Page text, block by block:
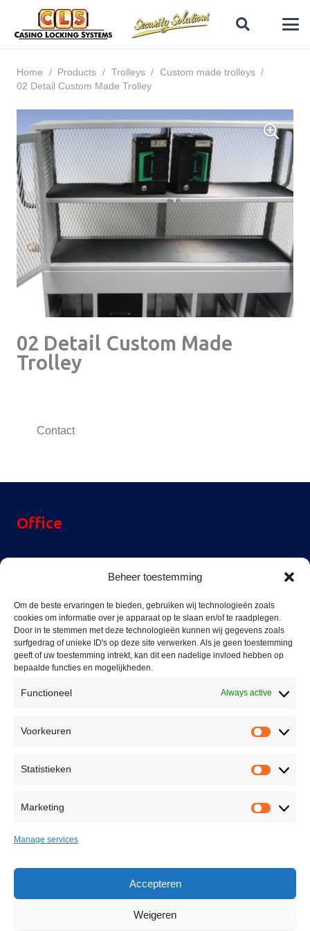
Beheer toestemming
Om de beste ervaringen te bieden, gebruiken wij technologieën zoals
cookies om informatie over je apparaat op te slaan en/of te raadplegen.
Door in te stemmen met deze technologieën kunnen wij gegevens zoals
surfgedrag of unieke ID's op deze site verwerken. Als je geen toestemming
geeft of uw toestemming intrekt, kan dit een nadelige invloed hebben op
bepaalde functies en mogelijkheden.
Functioneel Always active
Voorkeuren
Statistieken
Marketing
Manage services
Accepteren
Weigeren
Home / Products / Trolleys / Custom made trolleys /
02 Detail Custom Made Trolley
02 Detail Custom Made
Trolley
Contact
Office
3059 SM Rotterdam,
+31(0)10 228 16 51
info@casinolock.com
+31(0)172 75 45 85